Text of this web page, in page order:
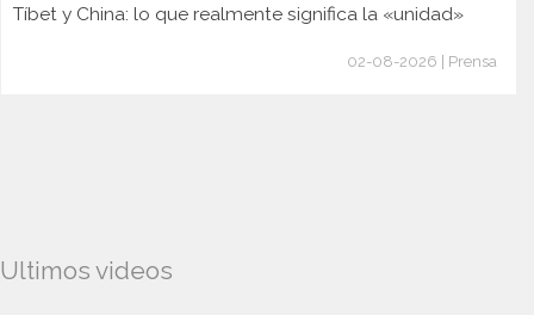
Tíbet y China: lo que realmente significa la «unidad»
02-08-2026 | Prensa
Ultimos videos